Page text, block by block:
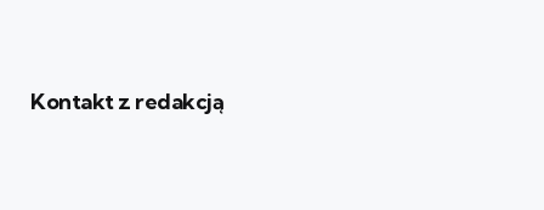
Kontakt z redakcją